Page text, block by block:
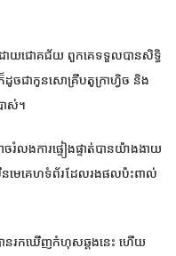
ដោយជោគជ័យ ពួកគេទទួលបានសិទ្ធិ
ដូចជាកូនសោគ្រីបតូក្រាហ្វិច និង
ាស់។
រំលងការផ្ទៀងផ្ទាត់បានយ៉ាងងាយ
មេគេហទំព័រដែលរងផលប៉ះពាល់
ានរកឃើញកំហុសឆ្គងនេះ ហើយ